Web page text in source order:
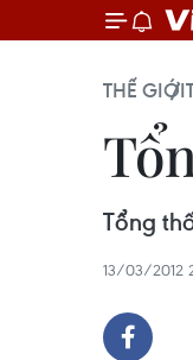
THẾ GIỚI
Tổng
13/03/2012